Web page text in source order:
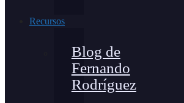
Recursos
Blog de
Fernando
Rodríguez